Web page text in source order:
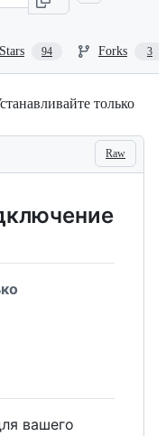
Stars 94 Forks 3
только
Raw
вашего